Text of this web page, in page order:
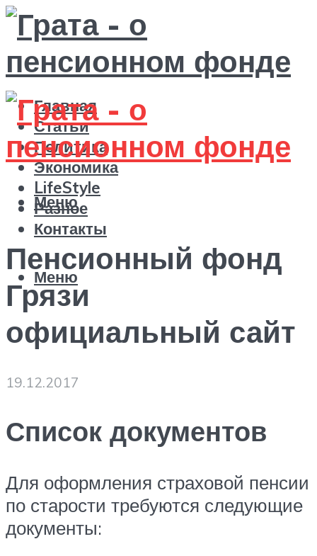
Главная
Статьи
Политика
Экономика
LifeStyle
Разное
Контакты
Меню
Меню
Пенсионный фонд
Грязи
официальный сайт
19.12.2017
Список документов
Для оформления страховой пенсии
по старости требуются следующие
документы: